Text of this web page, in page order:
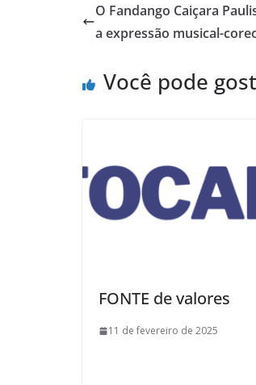
O Fandango Caiçara
a expressão musical-
Você pode
FONTE de valores
11 de fevereiro de 2025